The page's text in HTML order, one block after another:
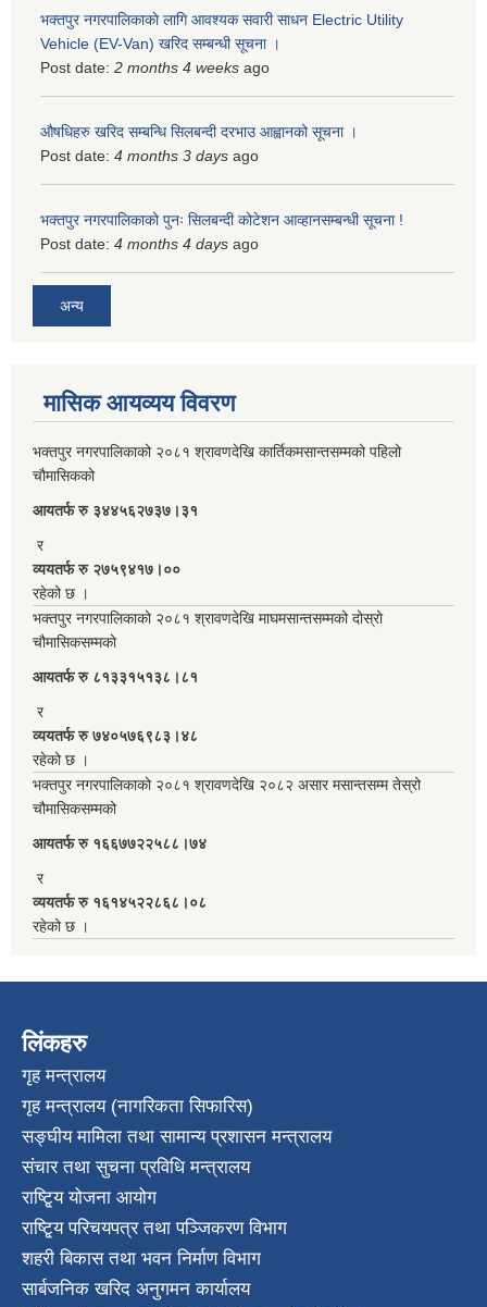
भक्तपुर नगरपालिकाकाे लागि आवश्यक सवारी साधन Electric Utility
Vehicle (EV-Van) खरिद सम्बन्धी सूचना ।
Post date: 2 months 4 weeks ago
औषधिहरु खरिद सम्बन्धि सिलबन्दी दरभाउ आह्वानको सूचना ।
Post date: 4 months 3 days ago
भक्तपुर नगरपालिकाको पुनः सिलबन्दी कोटेशन आव्हानसम्बन्धी सूचना !
Post date: 4 months 4 days ago
अन्य
मासिक आयव्यय विवरण
भक्तपुर नगरपालिकाको २०८१ श्रावणदेखि कार्तिकमसान्तसम्मको पहिलो
चौमासिकको
आयतर्फ रु‌ ३४४५६२७३७।३१
र
व्ययतर्फ रु २७५९४१७।००
रहेको छ ।
भक्तपुर नगरपालिकाको २०८१ श्रावणदेखि माघमसान्तसम्मको दोस्रो
चौमासिकसम्मको
आयतर्फ रु‌ ८१३३१५१३८।८१
र
व्ययतर्फ रु ७४०५७६९८३।४८
रहेको छ ।
भक्तपुर नगरपालिकाको २०८१ श्रावणदेखि २०८२ असार मसान्तसम्म तेस्रो
चौमासिकसम्मको
आयतर्फ रु‌ १६६७७२२५८८।७४
र
व्ययतर्फ रु १६१४५२२८६८।०८
रहेको छ ।
लिंकहरु
गृह मन्त्रालय
गृह मन्त्रालय (नागरिकता सिफारिस)
सङ्घीय मामिला तथा सामान्य प्रशासन मन्त्रालय
संचार तथा सुचना प्रविधि मन्त्रालय
राष्टि्ृय योजना आयोग
राष्टि्ृय परिचयपत्र तथा पञ्जिकरण विभाग
शहरी बिकास तथा भवन निर्माण विभाग
सार्बजनिक खरिद अनुगमन कार्यालय